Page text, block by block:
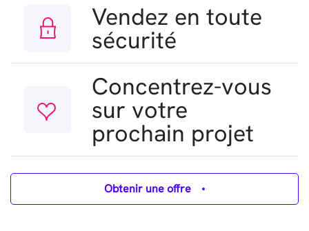
Vendez en toute
sécurité
Concentrez-vous
sur votre
prochain projet
Obtenir une offre